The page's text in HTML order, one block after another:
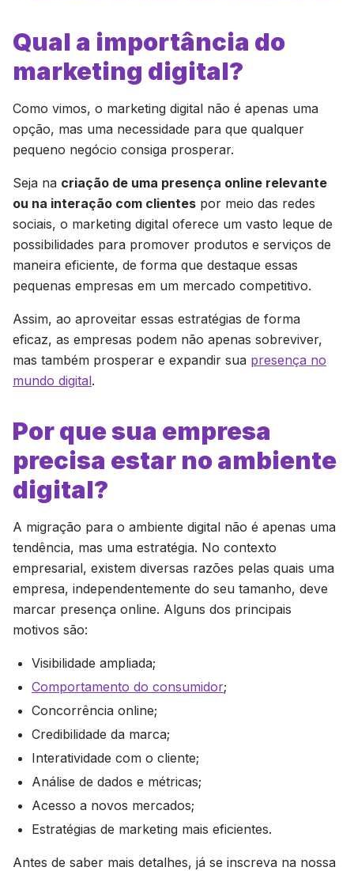
Qual a importância do
marketing digital?
Como vimos, o marketing digital não é apenas uma
opção, mas uma necessidade para que qualquer
pequeno negócio consiga prosperar.
Seja na criação de uma presença online relevante
ou na interação com clientes por meio das redes
sociais, o marketing digital oferece um vasto leque de
possibilidades para promover produtos e serviços de
maneira eficiente, de forma que destaque essas
pequenas empresas em um mercado competitivo.
Assim, ao aproveitar essas estratégias de forma
eficaz, as empresas podem não apenas sobreviver,
mas também prosperar e expandir sua presença no
mundo digital.
Por que sua empresa
precisa estar no ambiente
digital?
A migração para o ambiente digital não é apenas uma
tendência, mas uma estratégia. No contexto
empresarial, existem diversas razões pelas quais uma
empresa, independentemente do seu tamanho, deve
marcar presença online. Alguns dos principais
motivos são:
Visibilidade ampliada;
Comportamento do consumidor;
Concorrência online;
Credibilidade da marca;
Interatividade com o cliente;
Análise de dados e métricas;
Acesso a novos mercados;
Estratégias de marketing mais eficientes.
Antes de saber mais detalhes, já se inscreva na nossa